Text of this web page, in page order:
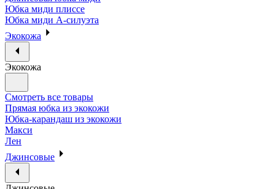
Юбка миди плиссе
Юбка миди А-силуэта
Экокожа
Экокожа
Смотреть все товары
Прямая юбка из экокожи
Юбка-карандаш из экокожи
Макси
Лен
Джинсовые